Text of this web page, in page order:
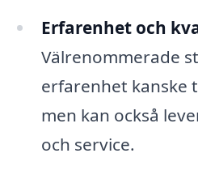
Erfarenhet och
Välrenommerade
erfarenhet kanske
men kan också
och service.